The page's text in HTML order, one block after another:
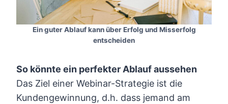
Ein guter Ablauf kann über Erfolg und Misserfolg
entscheiden
So könnte ein perfekter Ablauf aussehen
Das Ziel einer Webinar-Strategie ist die
Kundengewinnung, d.h. dass jemand am